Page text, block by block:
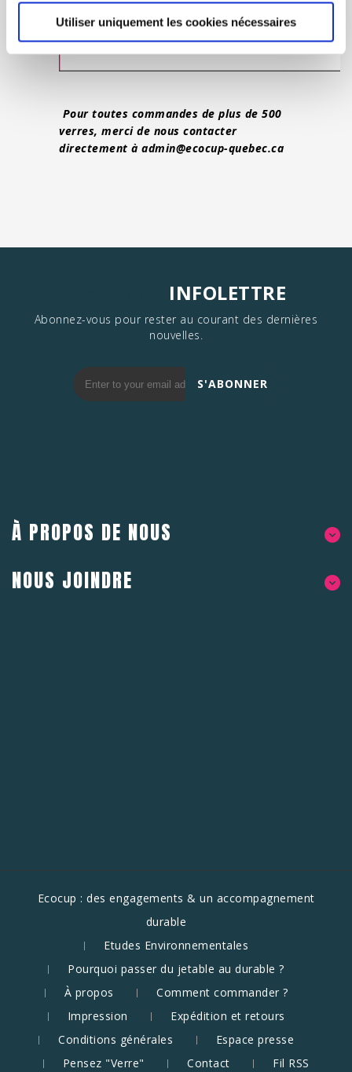
Utiliser uniquement les cookies nécessaires
Pour toutes commandes de plus de 500
verres, merci de nous contacter
directement à admin@ecocup-quebec.ca
INFOLETTRE
Abonnez-vous pour rester au courant des dernières
nouvelles.
S'ABONNER
À PROPOS DE NOUS
NOUS JOINDRE
Ecocup : des engagements & un accompagnement
durable
Etudes Environnementales
Pourquoi passer du jetable au durable ?
À propos
Comment commander ?
Impression
Expédition et retours
Conditions générales
Espace presse
Pensez "Verre"
Contact Fil RSS